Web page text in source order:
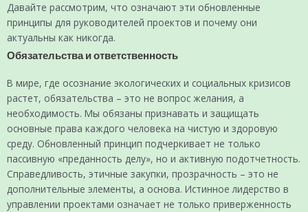
Давайте рассмотрим, что означают эти обновленные
принципы для руководителей проектов и почему они
актуальны как никогда.
Обязательства и ответственность
В мире, где осознание экологических и социальных кризисов
растет, обязательства – это не вопрос желания, а
необходимость. Мы обязаны признавать и защищать
основные права каждого человека на чистую и здоровую
среду. Обновленный принцип подчеркивает не только
пассивную «преданность делу», но и активную подотчетность.
Справедливость, этичные закупки, прозрачность – это не
дополнительные элементы, а основа. Истинное лидерство в
управлении проектами означает не только приверженность